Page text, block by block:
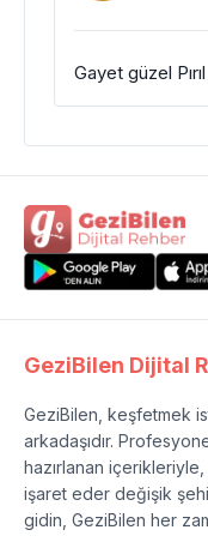
Gayet güzel
GeziBilen Dijital
GeziBilen, keşfetmek
arkadaşıdır.
hazırlanan
işaret eder değişik
gidin, GeziBilen her